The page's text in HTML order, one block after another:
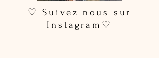
♡ Suivez nous sur
Instagram♡